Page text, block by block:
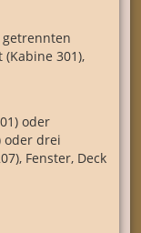
301),
oder
oder drei
Fenster, Deck